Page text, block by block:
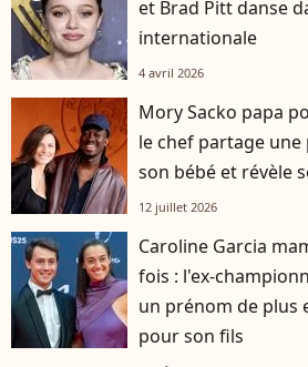
et Brad Pitt danse
internationale
4 avril 2026
Mory Sacko papa
le chef partage
son bébé et révèle
12 juillet 2026
Caroline Garcia
fois : l'ex-
un prénom de plus
pour son fils